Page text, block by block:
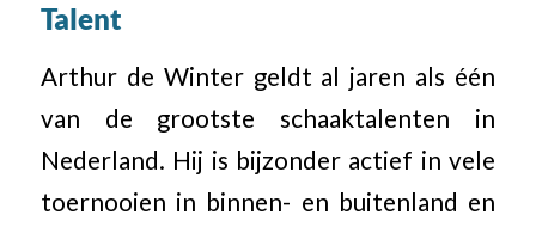
Talent
Arthur de Winter geldt al jaren als één
van de grootste schaaktalenten in
Nederland. Hij is bijzonder actief in vele
toernooien in binnen- en buitenland en